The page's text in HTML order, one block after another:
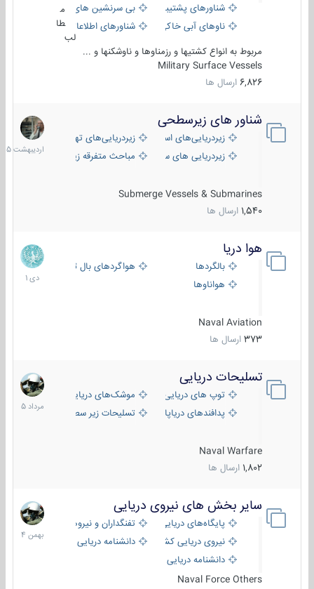
شناورهای پشتیبانی
بی سرنشین های دریایی
ناوهای آبی خاکی و نیروبرشناورهای اطلاعاتی و جاسوسی
طا
لب
مربوط به انواع کشتیها و رزمناوها و ناوشکنها و ...
Military Surface Vessels
6,826 ارسال ها
شناور های زیرسطحی
زیردریایی‌های استراتژیکزیردریایی‌های تهاجمی
زیردریایی های سبک
مباحث متفرقه زیرسطحی
Submerge Vessels & Submarines
1,540 ارسال ها
31
1405
هوا دریا
بالگردها
هواگردهای بال ثابت
هواناوها
Naval Aviation
373 ارسال ها
12
دی
1401
تسلیحات دریایی
توپ های دریایی
موشک‌های دریایی
پدافندهای دریاپایه
تسلیحات زیر سطحی
Naval Warfare
1,802 ارسال ها
2
مرداد
1405
سایر بخش های نیروی دریایی
پایگاه‌های دریایی
تفنگداران و نیروهای ویژه‌ی دریایی
نیروی دریایی کشورهای مختلفدانشنامه دریایی
دانشنامه دریایی کپی
Naval Force Others
22
بهمن
1404